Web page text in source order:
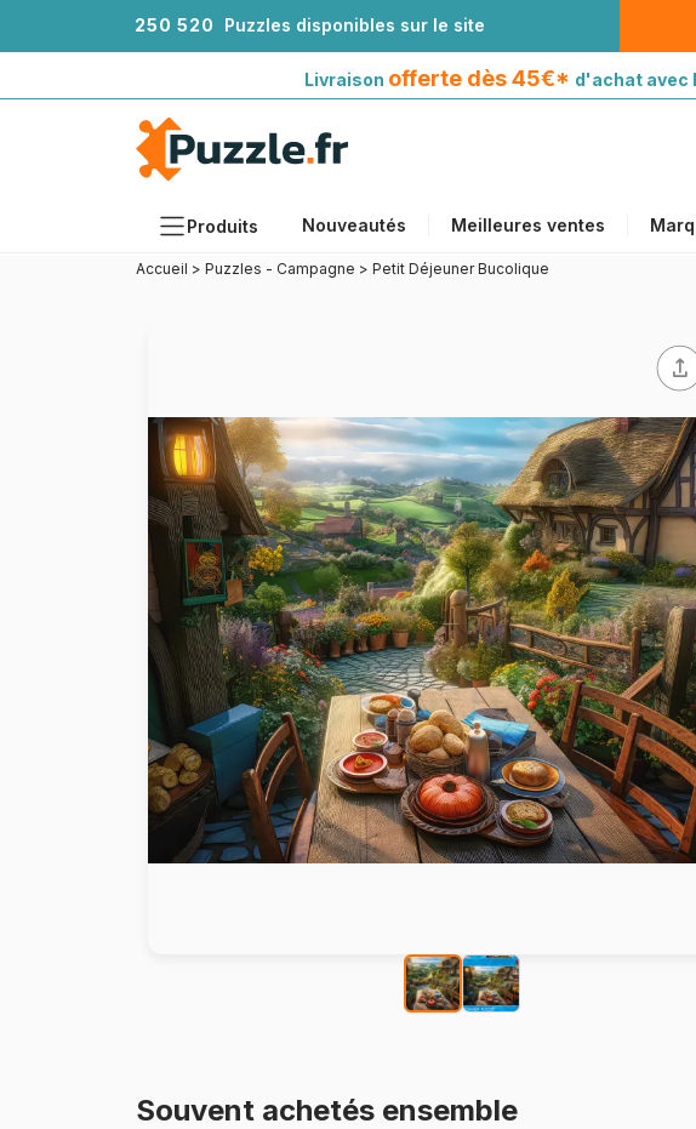
250 520 Puzzles disponibles sur le site
Livraison offerte dès 45€* d'achat
Produits Nouveautés Meilleures ventes
Âges
Artistes
Accessoires
Puzzles en bois
Peinture au numéro
avec Mondial Relay
Accueil > Puzzles - Campagne > Petit Déjeuner Bucolique
Souvent achetés ensemble